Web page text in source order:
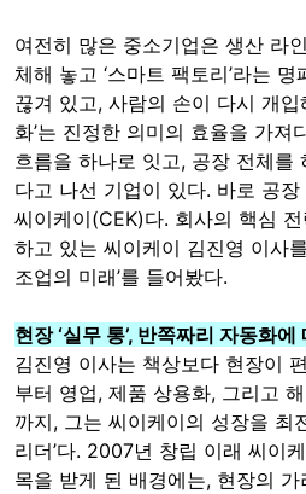
여전히 많은 중소기업은 생산 라
체해 놓고 ‘스마트 팩토리’라는
끊겨 있고, 사람의 손이 다시 개입
화’는 진정한 의미의 효율을 가져
흐름을 하나로 잇고, 공장 전체를
다고 나선 기업이 있다. 바로 공
씨이케이(CEK)다. 회사의 핵심
하고 있는 씨이케이 김진영 이사
조업의 미래’를 들어봤다.
현장 ‘실무 통’, 반쪽짜리 자동화에
김진영 이사는 책상보다 현장이
부터 영업, 제품 상용화, 그리고
까지, 그는 씨이케이의 성장을 최
리더’다. 2007년 창립 이래 씨이
목을 받게 된 배경에는, 현장의